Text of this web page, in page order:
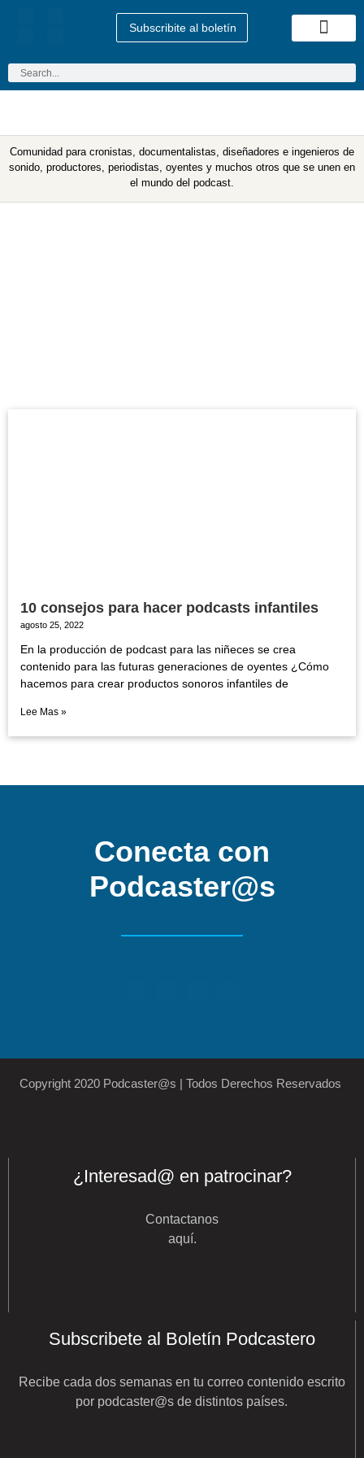
Subscribite al boletín
Comunidad para cronistas, documentalistas, diseñadores e ingenieros de
sonido, productores, periodistas, oyentes y muchos otros que se unen en
el mundo del podcast.
10 consejos para hacer podcasts infantiles
agosto 25, 2022
En la producción de podcast para las niñeces se crea
contenido para las futuras generaciones de oyentes ¿Cómo
hacemos para crear productos sonoros infantiles de
Lee Mas »
Conecta con
Podcaster@s
Copyright 2020 Podcaster@s | Todos Derechos Reservados
¿Interesad@ en patrocinar?
Contactanos
aquí.
Subscribete al Boletín Podcastero
Recibe cada dos semanas en tu correo contenido escrito
por podcaster@s de distintos países.